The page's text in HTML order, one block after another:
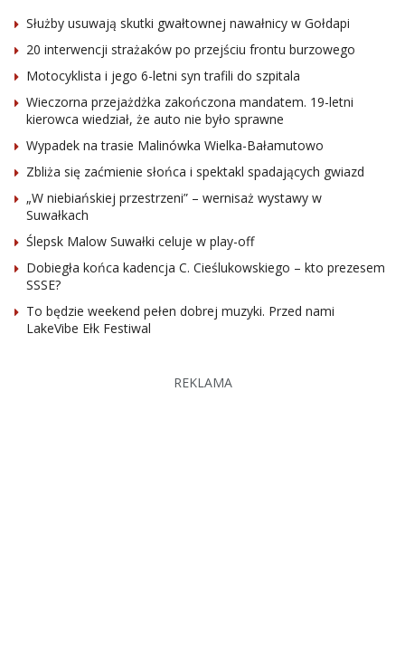
Służby usuwają skutki gwałtownej nawałnicy w Gołdapi
20 interwencji strażaków po przejściu frontu burzowego
Motocyklista i jego 6-letni syn trafili do szpitala
Wieczorna przejażdżka zakończona mandatem. 19-letni
kierowca wiedział, że auto nie było sprawne
Wypadek na trasie Malinówka Wielka-Bałamutowo
Zbliża się zaćmienie słońca i spektakl spadających gwiazd
„W niebiańskiej przestrzeni” – wernisaż wystawy w
Suwałkach
Ślepsk Malow Suwałki celuje w play-off
Dobiegła końca kadencja C. Cieślukowskiego – kto prezesem
SSSE?
To będzie weekend pełen dobrej muzyki. Przed nami
LakeVibe Ełk Festiwal
REKLAMA